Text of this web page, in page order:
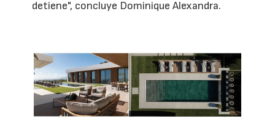
detiene", concluye Dominique Alexandra.